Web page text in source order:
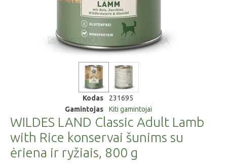
Kodas
231695
Gamintojas
Kiti gamintojai
WILDES LAND Classic Adult Lamb
with Rice konservai šunims su
ėriena ir ryžiais, 800 g